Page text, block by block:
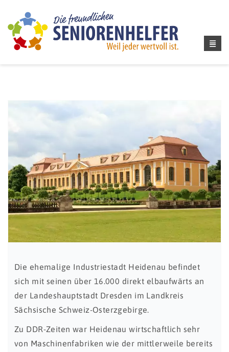
Die ehemalige Industriestadt Heidenau befindet
sich mit seinen über 16.000 direkt elbaufwärts an
der Landeshauptstadt Dresden im Landkreis
Sächsische Schweiz-Osterzgebirge.
Zu DDR-Zeiten war Heidenau wirtschaftlich sehr
von Maschinenfabriken wie der mittlerweile bereits